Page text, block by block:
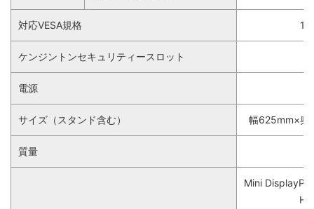
対応VESA規格
ケンジントンセキュリティースロット
電源
サイズ（スタンド含む） 幅625mm×奥
質量
Mini